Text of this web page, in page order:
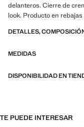
delanteros. Cierre de
look. Producto en rebajas
DETALLES,
MEDIDAS
DISPONIBILIDAD EN
TE PUEDE INTERESAR